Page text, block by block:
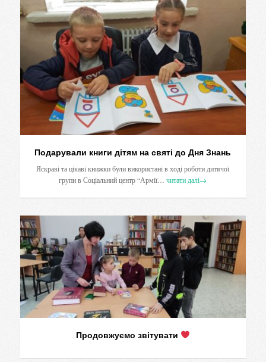
Подарували книги дітям на святі до Дня Знань
Яскраві та цікаві книжки були використані в ході роботи дитячої
групи в Соціальний центр “Армії…
читати далі→
Продовжуємо звітувати